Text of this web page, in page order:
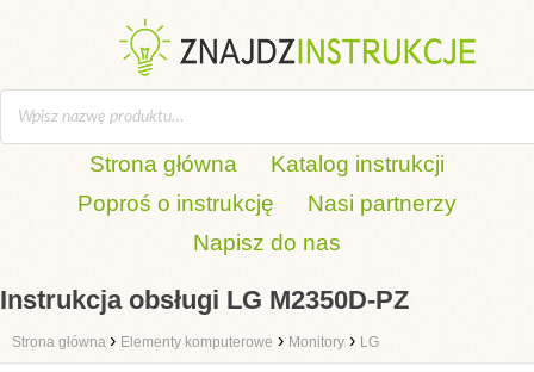
Strona główna
Katalog instrukcji
Poproś o instrukcję
Nasi partnerzy
Napisz do nas
Instrukcja obsługi LG M2350D-PZ
Strona główna › Elementy komputerowe › Monitory › LG